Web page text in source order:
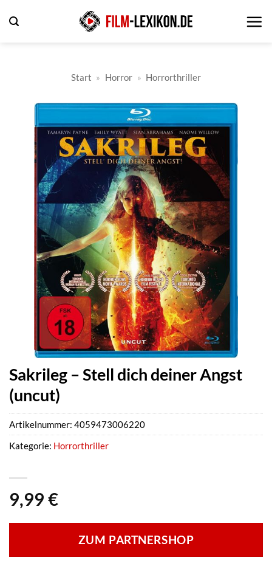
Inhalt
Start » Horror » Horrorthriller
Sakrileg – Stell dich deiner Angst
(uncut)
9,99 €
ZUM PARTNERSHOP
Artikelnummer: 4059473006220
Kategorie: Horrorthriller